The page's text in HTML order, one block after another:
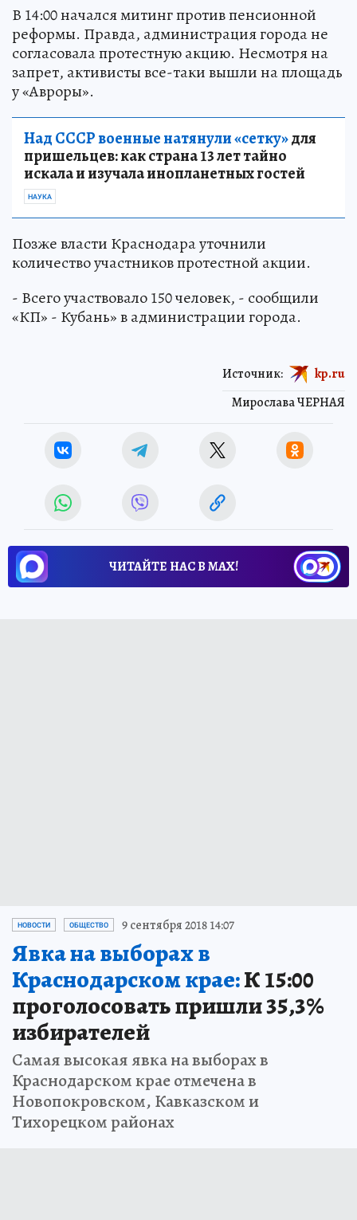
В 14:00 начался митинг против пенсионной
реформы. Правда, администрация города не
согласовала протестную акцию. Несмотря на
запрет, активисты все-таки вышли на площадь
у «Авроры».
Над СССР военные натянули «сетку»для
пришельцев: как страна 13 лет тайно
искала и изучала инопланетных гостей
НАУКА
Позже власти Краснодара уточнили
количество участников протестной акции.
- Всего участвовало 150 человек, - сообщили
«КП» - Кубань» в администрации города.
Мирослава ЧЕРНАЯ
Источник: kp.ru
ЧИТАЙТЕ НАС В МАХ!
НОВОСТИ ОБЩЕСТВО 9 сентября 2018 14:07
Явка на выборах в
Краснодарском крае:К 15:00
проголосовать пришли 35,3%
избирателей
Самая высокая явка на выборах в
Краснодарском крае отмечена в
Новопокровском, Кавказском и
Тихорецком районах